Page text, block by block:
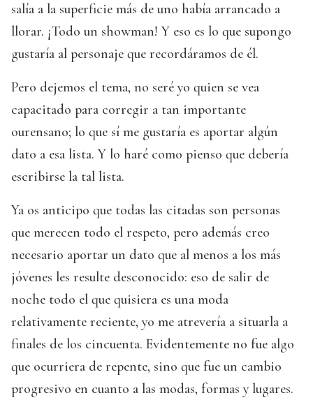
salía a la superficie más de uno había arrancado a
llorar. ¡Todo un showman! Y eso es lo que supongo
gustaría al personaje que recordáramos de él.
Pero dejemos el tema, no seré yo quien se vea
capacitado para corregir a tan importante
ourensano; lo que sí me gustaría es aportar algún
dato a esa lista. Y lo haré como pienso que debería
escribirse la tal lista.
Ya os anticipo que todas las citadas son personas
que merecen todo el respeto, pero además creo
necesario aportar un dato que al menos a los más
jóvenes les resulte desconocido: eso de salir de
noche todo el que quisiera es una moda
relativamente reciente, yo me atrevería a situarla a
finales de los cincuenta. Evidentemente no fue algo
que ocurriera de repente, sino que fue un cambio
progresivo en cuanto a las modas, formas y lugares.